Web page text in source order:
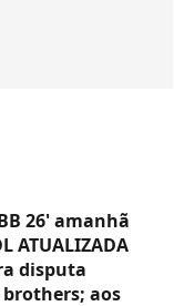
26' amanhã
ATUALIZADA
disputa
aos